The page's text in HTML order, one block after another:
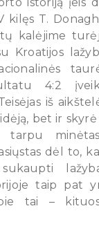
kilęs T.
kalėjime
Kroatijos
4:2
iš
bet ir skyrė
tarpu
dėl to,
taip pat
tai –